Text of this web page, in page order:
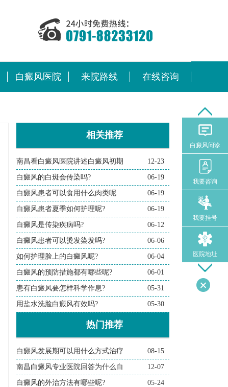
白癜风医院 来院路线 在线咨询
相关推荐
南昌看白癜风医院讲述白癜风初期 12-23
白癜风的白斑会传染吗? 06-19
白癜风患者可以食用什么肉类呢 06-19
白癜风患者夏季如何护理呢? 06-19
白癜风是传染疾病吗? 06-12
白癜风患者可以烫发染发吗? 06-06
如何护理脸上的白癜风呢? 06-04
白癜风的预防措施都有哪些呢? 06-01
患有白癜风要怎样科学作息? 05-31
用盐水洗脸白癜风有效吗? 05-30
热门推荐
白癜风发展期可以用什么方式治疗 08-15
南昌白癜风专业医院回答为什么白 12-07
白癜风的外治方法有哪些呢? 05-24
白癜风问诊
我要咨询
我要挂号
医院地址
导医问诊